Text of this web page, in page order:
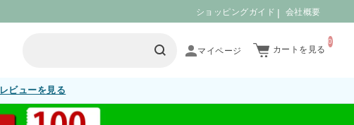
ショッピングガイド 会社概要
カートを見る
0
レビューを見る